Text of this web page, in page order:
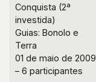
Conquista (2ª
investida)
Guias: Bonolo e
Terra
01 de maio de 2009
– 6 participantes